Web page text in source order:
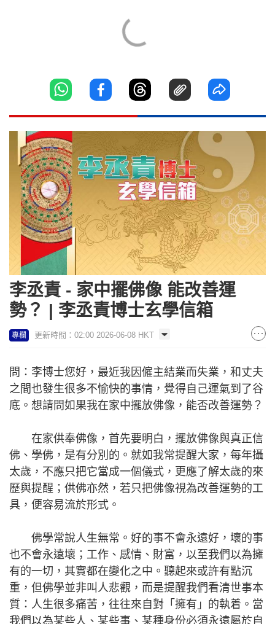
李丞責 - 家中擺佛像 能改善運
勢？ | 李丞責博士玄學信箱
專欄 更新時間：02:00 2026-06-08 HKT
問：李博士您好，最近我因僱主結業而失業，和丈夫
之間也發生很多不愉快的事情，覺得自己運氣到了谷
底。想請問如果我在家中擺放佛像，能否改善運勢？
在家供奉佛像，首先要明白，擺放佛像與真正信
佛、學佛，是有分別的。就如我常提醒大家，每年攝
太歲，不應只把它當成一個儀式，更應了解太歲的來
歷與提醒；供佛亦然，若只把佛像視為改善運勢的工
具，便容易流於形式。
佛學常說人生無常。好的事不會永遠好，壞的事
也不會永遠壞；工作、感情、財富，以至我們以為擁
有的一切，其實都在變化之中。聽起來或許有點沉
重，但佛學並非叫人悲觀，而是提醒我們看清世事本
質：人生很多痛苦，往往來自對「擁有」的執着。當
我們以為某些人、某些事、某種身份必須永遠屬於自